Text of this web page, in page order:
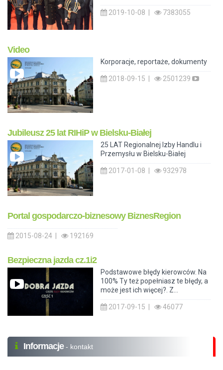
2019-10-08 | 7383055
Video
Korporacje, reportaże, dokumenty
2018-09-15 | 2501239
Jubileusz 25 lat RIHiP w Bielsku-Białej
25 LAT Regionalnej Izby Handlu i
Przemysłu w Bielsku-Białej
2017-01-08 | 932978
Portal gospodarczo-biznesowy BiznesRegion
2015-08-24 | 192169
Bezpieczna jazda cz.1i2
Podstawowe błędy kierowców. Na
100% Ty też popełniasz te błędy, a
może jest ich więcej?. Z...
2017-09-15 | 46077
Informacje - kontakt